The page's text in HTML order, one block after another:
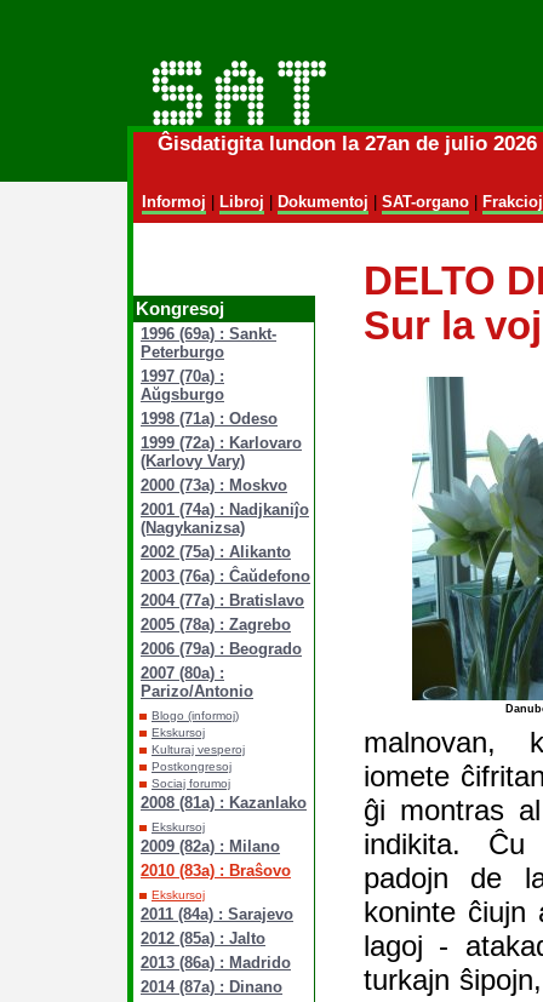
Ĝisdatigita lundon la 27an de julio
Informoj Libroj Dokumentoj SAT-organo| Frakcioj
Kongresoj
1996 (69a) : Sankt-
Peterburgo
1997 (70a) :
Aŭgsburgo
1998 (71a) : Odeso
1999 (72a) : Karlovaro
(Karlovy Vary)
2000 (73a) : Moskvo
2001 (74a) : Nadjkaniĵo
(Nagykanizsa)
2002 (75a) : Alikanto
2003 (76a) : Ĉaŭdefono
2004 (77a) : Bratislavo
2005 (78a) : Zagrebo
2006 (79a) : Beogrado
2007 (80a) :
Parizo/Antonio
Blogo (informoj)
Ekskursoj
Kulturaj vesperoj
Postkongresoj
Sociaj forumoj
2008 (81a) : Kazanlako
Ekskursoj
2009 (82a) : Milano
2010 (83a) : Braŝovo
Ekskursoj
2011 (84a) : Sarajevo
2012 (85a) : Jalto
2013 (86a) : Madrido
2014 (87a) : Dinano
DELTO
Sur la
malnovan,
iomete
ĝi montras
indikita.
padojn de
koninte ĉiujn
lagoj -
turkajn